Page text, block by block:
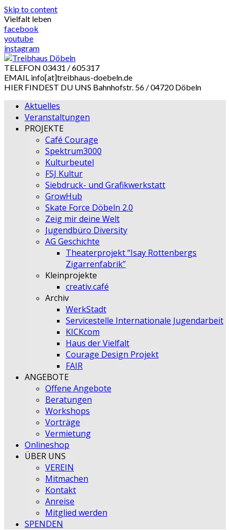
Skip to content
Vielfalt leben
facebook
youtube
instagram
TELEFON 03431 / 605317
EMAIL info[at]treibhaus-doebeln.de
HIER FINDEST DU UNS Bahnhofstr. 56 / 04720 Döbeln
Aktuelles
Veranstaltungen
PROJEKTE
Café Courage
Spektrum3000
Kulturbeutel
FSJ Kultur
Siebdruck- und Grafikwerkstatt
GrowHub
Skate Force Döbeln 2.0
Zeig mir deine Welt
Jugendbüro Diversity
AG Geschichte
Theaterprojekt “Isay Rottenbergs
Zigarrenfabrik”
Kleinprojekte
creativ.café
Archiv
WerkStadt
Servicestelle Internationale Jugendarbeit
KICKcom
Haus der Vielfalt
Courage Design Projekt
FAIR
ANGEBOTE
Offene Angebote
Beratungen
Workshops
Vorträge
Vermietung
Onlineshop
ÜBER UNS
VEREIN
Mitmachen
Kontakt
Anreise
Mitglied werden
SPENDEN